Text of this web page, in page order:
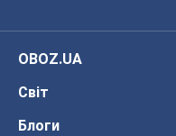
OBOZ.UA
Світ
Блоги